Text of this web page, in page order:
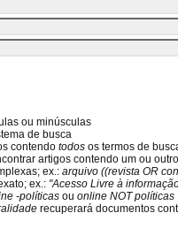
ou minúsculas
de busca
contendotodos os termos de
artigos contendo um ou
ex.:arquivo ((revista OR
ex.: "Acesso Livre à
-políticas ouonline NOT políticas
recuperará documentos